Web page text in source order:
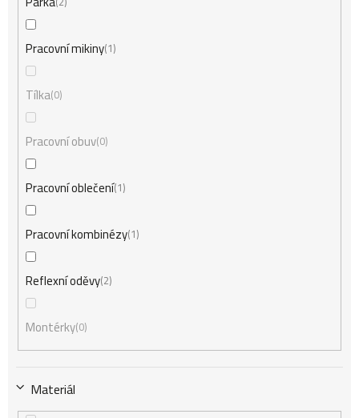
Pracovní mikiny 1
Tílka 0
Pracovní obuv 0
Pracovní oblečení1
Pracovní kombinézy 1
Reflexní oděvy 2
Montérky 0
Materiál